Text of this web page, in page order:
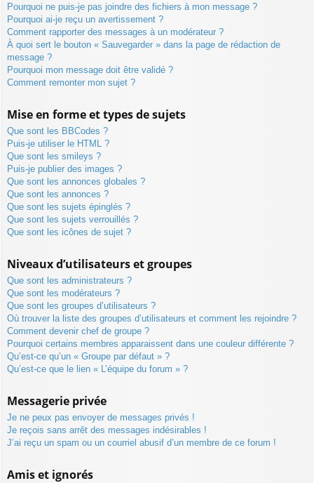
Pourquoi ne puis-je pas joindre des fichiers à mon message ?
Pourquoi ai-je reçu un avertissement ?
Comment rapporter des messages à un modérateur ?
À quoi sert le bouton « Sauvegarder » dans la page de rédaction de
message ?
Pourquoi mon message doit être validé ?
Comment remonter mon sujet ?
Mise en forme et types de sujets
Que sont les BBCodes ?
Puis-je utiliser le HTML ?
Que sont les smileys ?
Puis-je publier des images ?
Que sont les annonces globales ?
Que sont les annonces ?
Que sont les sujets épinglés ?
Que sont les sujets verrouillés ?
Que sont les icônes de sujet ?
Niveaux d’utilisateurs et groupes
Que sont les administrateurs ?
Que sont les modérateurs ?
Que sont les groupes d’utilisateurs ?
Où trouver la liste des groupes d’utilisateurs et comment les rejoindre ?
Comment devenir chef de groupe ?
Pourquoi certains membres apparaissent dans une couleur différente ?
Qu’est-ce qu’un « Groupe par défaut » ?
Qu’est-ce que le lien « L’équipe du forum » ?
Messagerie privée
Je ne peux pas envoyer de messages privés !
Je reçois sans arrêt des messages indésirables !
J’ai reçu un spam ou un courriel abusif d’un membre de ce forum !
Amis et ignorés